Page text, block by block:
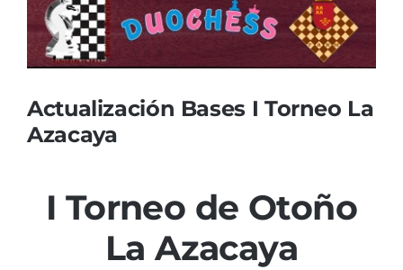
Actualización Bases I Torneo La
Azacaya
I Torneo de Otoño
La Azacaya